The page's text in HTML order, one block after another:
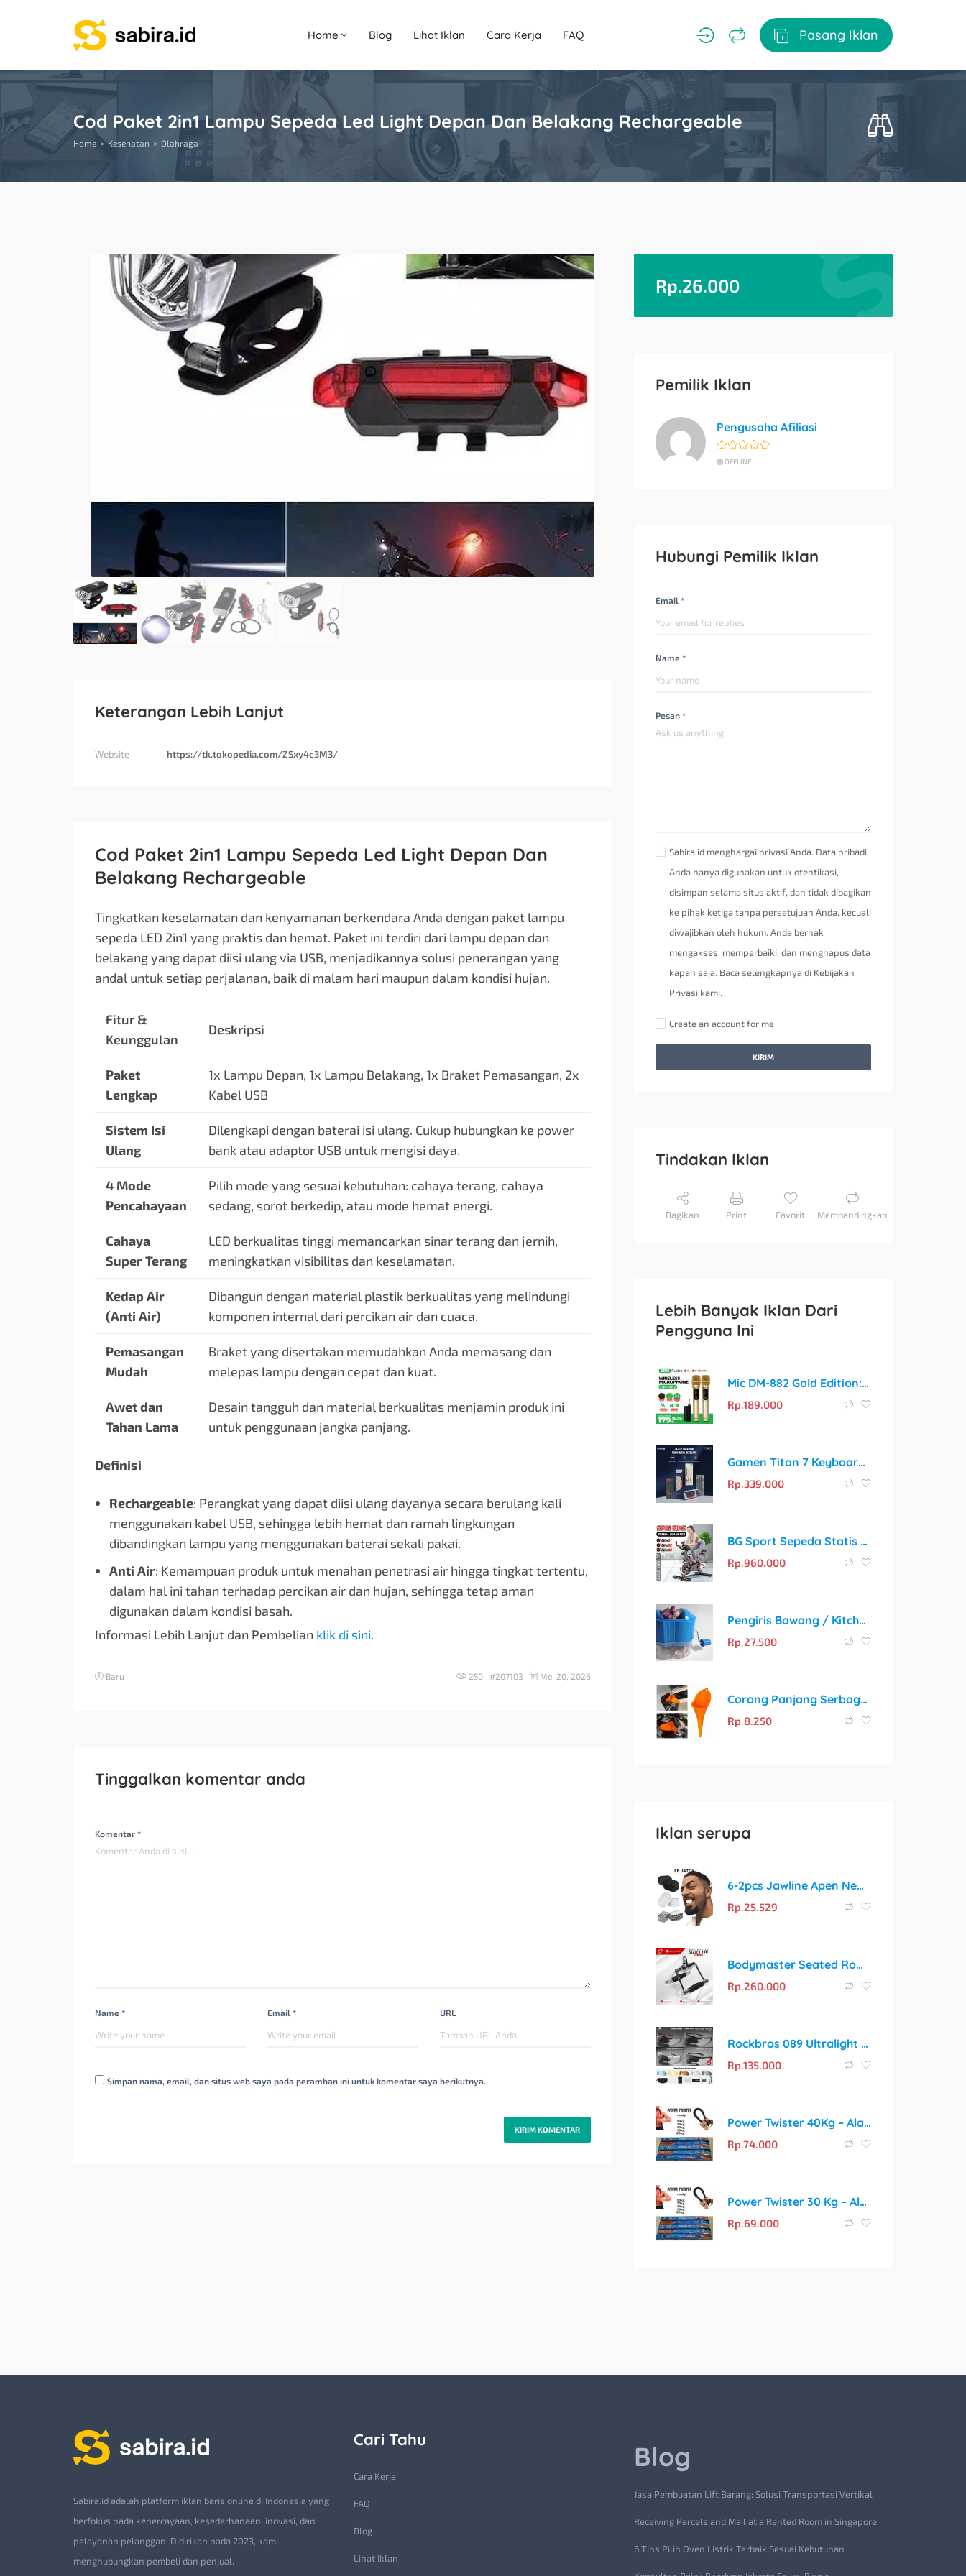
Home Blog Lihat Iklan Cara Kerja FAQ Pasang Iklan
Cod Paket 2in1 Lampu Sepeda Led Light Depan Dan Belakang Rechargeable
Home Kesehatan Olahraga
Keterangan Lebih Lanjut
Website https://tk.tokopedia.com/ZSxy4c3M3/
Cod Paket 2in1 Lampu Sepeda Led Light Depan Dan
Belakang Rechargeable
Tingkatkan keselamatan dan kenyamanan berkendara Anda dengan paket lampu
sepeda LED 2in1 yang praktis dan hemat. Paket ini terdiri dari lampu depan dan
belakang yang dapat diisi ulang via USB, menjadikannya solusi penerangan yang
andal untuk setiap perjalanan, baik di malam hari maupun dalam kondisi hujan.
Fitur &
Keunggulan
Deskripsi
Paket
Lengkap
1x Lampu Depan, 1x Lampu Belakang, 1x Braket Pemasangan, 2x
Kabel USB
Sistem Isi
Ulang
Dilengkapi dengan baterai isi ulang. Cukup hubungkan ke power
bank atau adaptor USB untuk mengisi daya.
4 Mode
Pencahayaan
Pilih mode yang sesuai kebutuhan: cahaya terang, cahaya
sedang, sorot berkedip, atau mode hemat energi.
Cahaya
Super Terang
LED berkualitas tinggi memancarkan sinar terang dan jernih,
meningkatkan visibilitas dan keselamatan.
Kedap Air
(Anti Air)
Dibangun dengan material plastik berkualitas yang melindungi
komponen internal dari percikan air dan cuaca.
Pemasangan
Mudah
Braket yang disertakan memudahkan Anda memasang dan
melepas lampu dengan cepat dan kuat.
Awet dan
Tahan Lama
Desain tangguh dan material berkualitas menjamin produk ini
untuk penggunaan jangka panjang.
Definisi
Rechargeable: Perangkat yang dapat diisi ulang dayanya secara berulang kali
menggunakan kabel USB, sehingga lebih hemat dan ramah lingkungan
dibandingkan lampu yang menggunakan baterai sekali pakai.
Anti Air: Kemampuan produk untuk menahan penetrasi air hingga tingkat tertentu,
dalam hal ini tahan terhadap percikan air dan hujan, sehingga tetap aman
digunakan dalam kondisi basah.
Informasi Lebih Lanjut dan Pembelian klik di sini.
Baru 250 #207103 Mei 20, 2026
Tinggalkan komentar anda
Komentar *
Name * Email * URL
Simpan nama, email, dan situs web saya pada peramban ini untuk komentar saya berikutnya.
Rp.26.000
Pemilik Iklan
Pengusaha Afiliasi
OFFLINE
Hubungi Pemilik Iklan
Email *
Name *
Pesan *
Sabira.id menghargai privasi Anda. Data pribadi
Anda hanya digunakan untuk otentikasi,
disimpan selama situs aktif, dan tidak dibagikan
ke pihak ketiga tanpa persetujuan Anda, kecuali
diwajibkan oleh hukum. Anda berhak
mengakses, memperbaiki, dan menghapus data
kapan saja. Baca selengkapnya di Kebijakan
Privasi kami.
Create an account for me
KIRIM
Tindakan Iklan
Bagikan Print Favorit Membandingkan
Lebih Banyak Iklan Dari
Pengguna Ini
Mic DM-882 Gold Edition: Sonic Audio Profesional untuk Meeting, Conference, dan Karaoke
Rp.189.000
Gamen Titan 7 Keyboard Mechanical Gaming: Rasakan Sensasi Kemenangan!
Rp. 339.000
BG Sport Sepeda Statis Spin Bike: Solusi Fitness Kardio di Rumah
Rp. 960.000
Pengiris Bawang / Kitchen Onion Slicer Murah
Rp. 27.500
Corong Panjang Serbaguna 28cm untuk Mobil & Motor
Rp. 8.250
Iklan serupa
6-2pcs Jawline Apen New Muscle Exercise Silikon Latihan Otot Rahang
Rp. 25.529
Bodymaster Seated Row Handle BM-A238 Cable Attachment Gym Fitness
Rp. 260.000
Rockbros 089 Ultralight Kacamata Sepeda Polarized Myopa 5 Lensa
Rp.135.000
Power Twister 40Kg – Alat Fitness Portable Pembentuk Otot Profesional
Rp.74.000
Power Twister 30 Kg – Alat Fitness Portable untuk Bentuk Tubuh Ideal
Rp. 69.000
Sabira.id adalah platform iklan baris online di Indonesia yang
berfokus pada kepercayaan, kesederhanaan, inovasi, dan
pelayanan pelanggan. Didirikan pada 2023, kami
menghubungkan pembeli dan penjual.
Cari Tahu
Cara Kerja
FAQ
Blog
Lihat Iklan
Blog
Jasa Pembuatan Lift Barang: Solusi Transportasi Vertikal
Receiving Parcels and Mail at a Rented Room in Singapore
6 Tips Pilih Oven Listrik Terbaik Sesuai Kebutuhan